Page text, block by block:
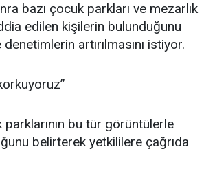
bazı çocuk parkları ve mezarlık
edilen kişilerin bulunduğunu
artırılmasını istiyor.
bu tür görüntülerle
belirterek yetkililere çağrıda